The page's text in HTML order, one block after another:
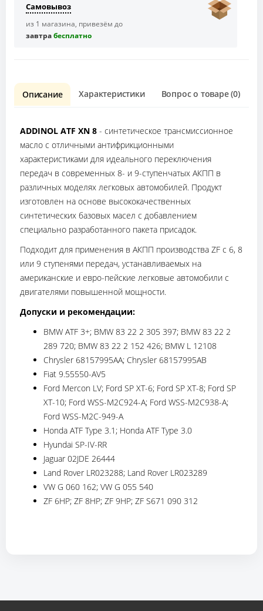
Самовывоз
из 1 магазина, привезём до
завтрабесплaтно
Описание Характеристики Вопрос о товаре (0)
ADDINOL ATF XN 8 - синтетическое трансмиссионное
масло с отличными антифрикционными
характеристиками для идеального переключения
передач в современных 8- и 9-ступенчатых АКПП в
различных моделях легковых автомобилей. Продукт
изготовлен на основе высококачественных
синтетических базовых масел с добавлением
специально разработанного пакета присадок.
Подходит для применения в АКПП производства ZF с 6, 8
или 9 ступенями передач, устанавливаемых на
американские и евро-пейские легковые автомобили с
двигателями повышенной мощности.
Допуски и рекомендации:
BMW ATF 3+; BMW 83 22 2 305 397; BMW 83 22 2
289 720; BMW 83 22 2 152 426; BMW L 12108
Chrysler 68157995AA; Chrysler 68157995AB
Fiat 9.55550-AV5
Ford Mercon LV; Ford SP XT-6; Ford SP XT-8; Ford SP
XT-10; Ford WSS-M2C924-A; Ford WSS-M2C938-A;
Ford WSS-M2C-949-A
Honda ATF Type 3.1; Honda ATF Type 3.0
Hyundai SP-IV-RR
Jaguar 02JDE 26444
Land Rover LR023288; Land Rover LR023289
VW G 060 162; VW G 055 540
ZF 6HP; ZF 8HP; ZF 9HP; ZF S671 090 312